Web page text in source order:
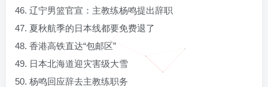
46. 辽宁男篮官宣：主教练杨鸣提出辞职
47. 夏秋航季的日本线都要免费退了
48. 香港高铁直达“包邮区”
49. 日本北海道迎灾害级大雪
50. 杨鸣回应辞去主教练职务